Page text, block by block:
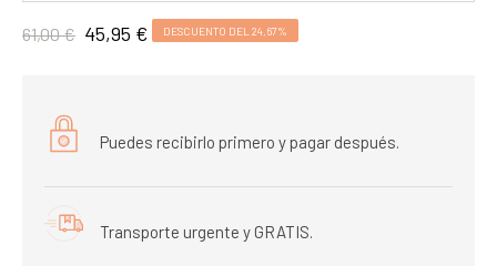
61,00 € 45,95 € DESCUENTO DEL 24,67%
Puedes recibirlo primero y pagar después.
Transporte urgente y GRATIS.